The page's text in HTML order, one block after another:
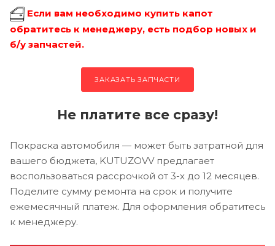
Если вам необходимо купить капот
обратитесь к менеджеру, есть подбор новых и
б/у запчастей.
ЗАКАЗАТЬ ЗАПЧАСТИ
Не платите все сразу!
Покраска автомобиля — может быть затратной для
вашего бюджета, KUTUZOVV предлагает
воспользоваться рассрочкой от 3-х до 12 месяцев.
Поделите сумму ремонта на срок и получите
ежемесячный платеж. Для оформления обратитесь
к менеджеру.